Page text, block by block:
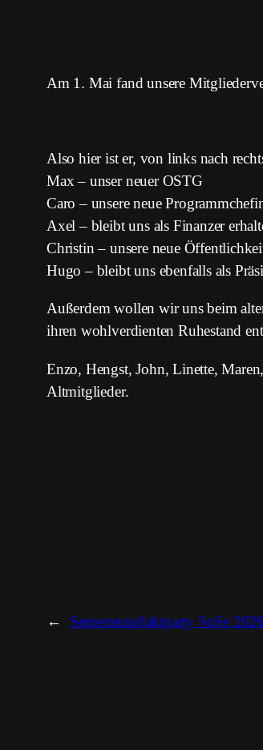
Am 1. Mai fand unsere
Also hier ist er, von links nach
Max – unser neuer OSTG
Caro – unsere neue
Axel – bleibt uns als Finanzer
Christin – unsere neue
Hugo – bleibt uns ebenfalls als
Außerdem wollen wir uns beim
ihren wohlverdienten Ruhestand
Enzo, Hengst, John, Linette,
Altmitglieder.
← Semesterauftaktparty SoSe 2026